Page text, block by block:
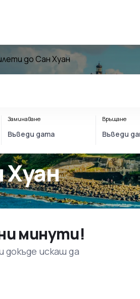
до Сан Хуан
Хуан
Заминаване Връщане
минути!
искаш да